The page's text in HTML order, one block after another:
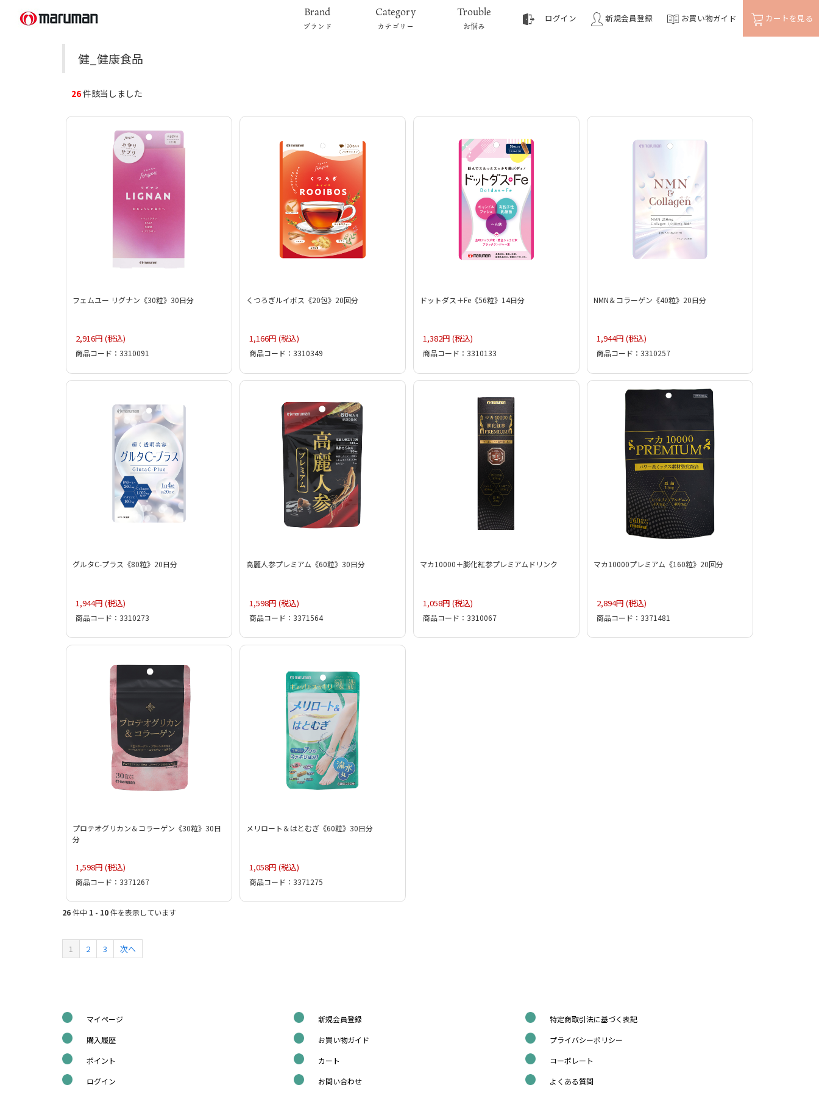
Brand
ブランド
Category
カテゴリー
Trouble
お悩み
ログイン 新規会員登録 お買い物ガイド カートを見る
健_健康食品
26件該当しました
フェムユー リグナン《30粒》30日分
2,916円 (税込)
商品コード：3310091
くつろぎルイボス《20包》20回分
1,166円 (税込)
商品コード：3310349
ドットダス＋Fe《56粒》14日分
1,382円 (税込)
商品コード：3310133
NMN＆コラーゲン《40粒》20日分
1,944円 (税込)
商品コード：3310257
グルタC-プラス《80粒》20日分
1,944円 (税込)
商品コード：3310273
高麗人参プレミアム《60粒》30日分
1,598円 (税込)
商品コード：3371564
マカ10000＋膨化紅参プレミアムドリンク
1,058円 (税込)
商品コード：3310067
マカ10000プレミアム《160粒》20回分
2,894円 (税込)
商品コード：3371481
プロテオグリカン＆コラーゲン《30粒》30日
分
1,598円 (税込)
商品コード：3371267
メリロート＆はとむぎ《60粒》30日分
1,058円 (税込)
商品コード：3371275
26件中 1 - 10件を表示しています
1 2 3 次へ
マイページ
購入履歴
ポイント
ログイン
新規会員登録
お買い物ガイド
カート
お問い合わせ
特定商取引法に基づく表記
プライバシーポリシー
コーポレート
よくある質問